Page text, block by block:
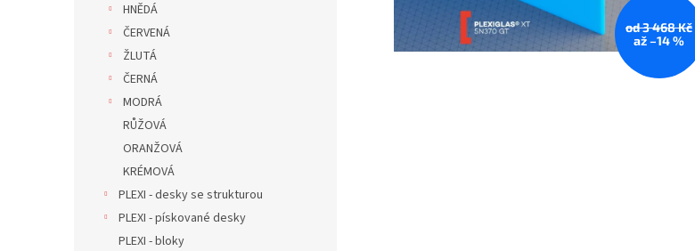
HNĚDÁ
ČERVENÁ
ŽLUTÁ
ČERNÁ
MODRÁ
RŮŽOVÁ
ORANŽOVÁ
KRÉMOVÁ
PLEXI - desky se strukturou
PLEXI - pískované desky
PLEXI - bloky
od 3 468 Kč
až –14 %